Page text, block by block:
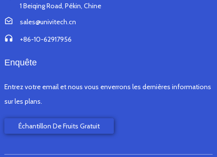
1 Beiqing Road, Pékin, Chine
sales@univitech.cn
+86-10-62917956
Enquête
Entrez votre email et nous vous enverrons les dernières informations
sur les plans.
Échantillon De Fruits Gratuit